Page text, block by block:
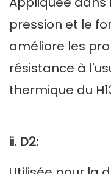
pression et le
améliore les
résistance à
thermique du
ii. D2: